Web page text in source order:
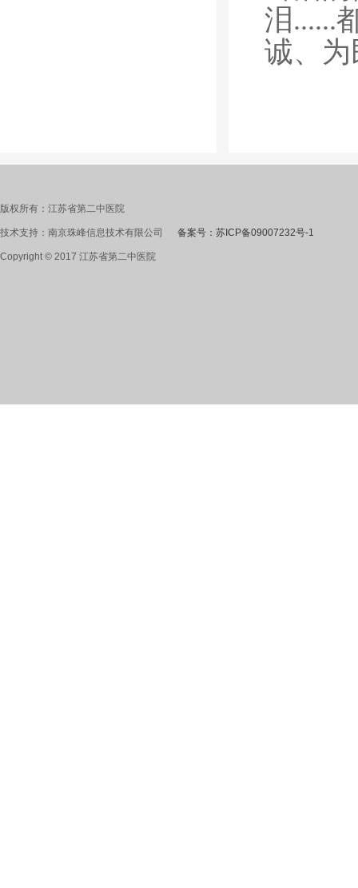
泪......
诚、
版权所有：江苏省第二中医院
技术支持：南京珠峰信息技术有限公司 备案号：苏ICP备09007232号-1
Copyright © 2017 江苏省第二中医院